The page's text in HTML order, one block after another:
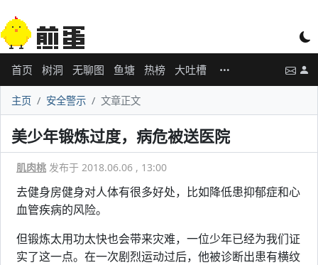
首页 树洞 无聊图 鱼塘 热榜 大吐槽
主页 安全警示 文章正文
美少年锻炼过度，病危被送医院
肌肉桃 发布于 2018.06.06 , 13:00
去健身房健身对人体有很多好处，比如降低患抑郁症和心
血管疾病的风险。
但锻炼太用功太快也会带来灾难，一位少年已经为我们证
实了这一点。在一次剧烈运动过后，他被诊断出患有横纹